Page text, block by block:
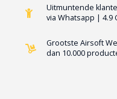
Uitmuntende
via Whatsapp | 4.9
Grootste Airsoft
dan 10.000